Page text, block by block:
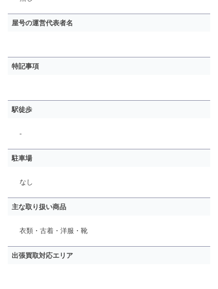
屋号の運営代表者名
特記事項
駅徒歩
-
駐車場
なし
主な取り扱い商品
衣類・古着・洋服・靴
出張買取対応エリア